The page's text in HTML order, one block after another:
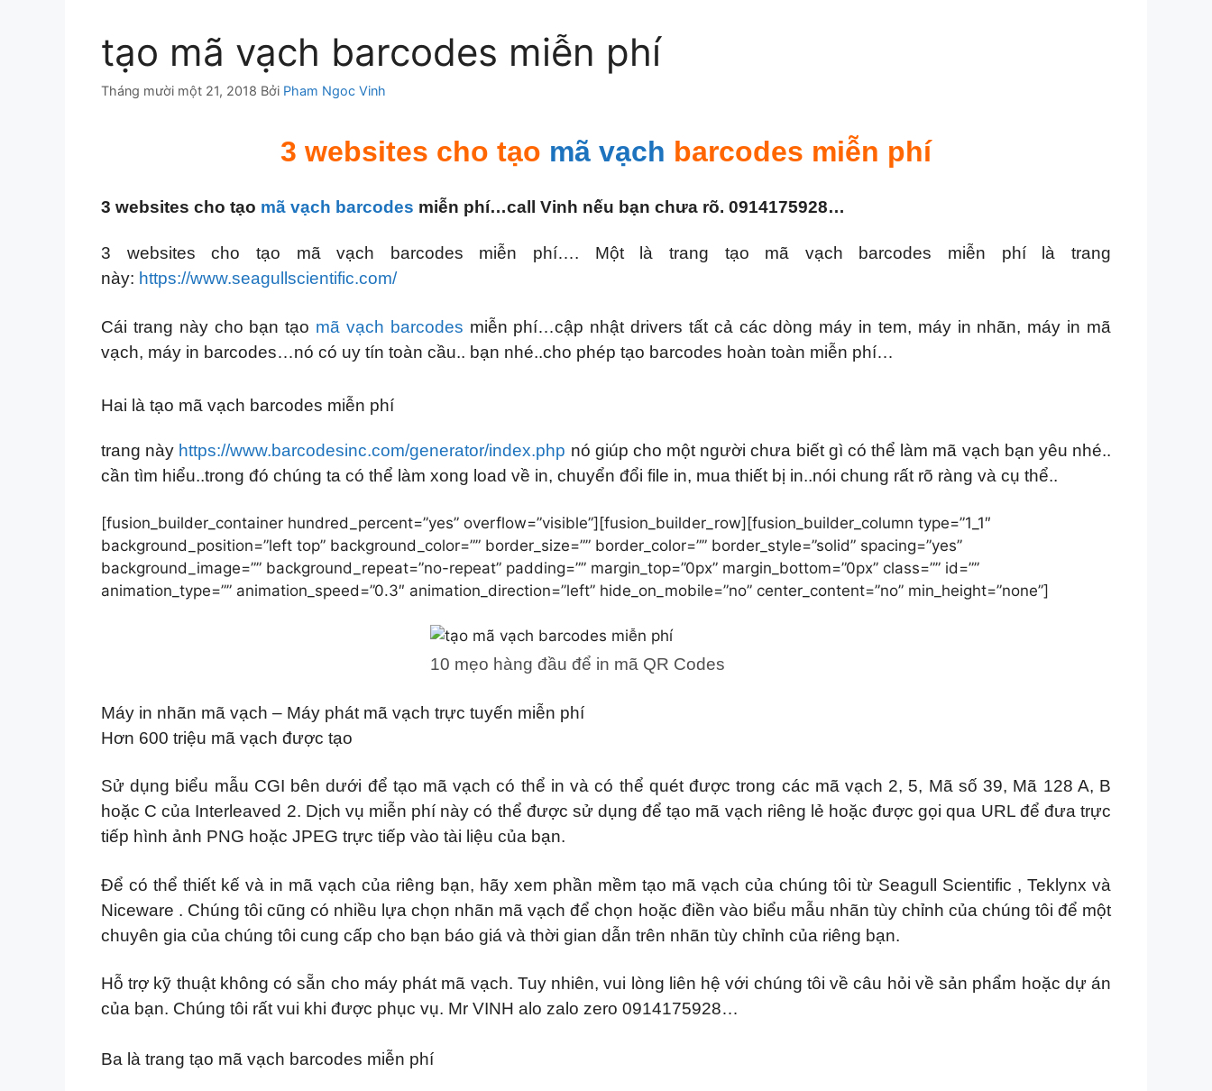
tạo mã vạch barcodes miễn phí
Tháng mười một 21, 2018 Bởi Pham Ngoc Vinh
3 websites cho tạo mã vạch barcodes miễn phí
3 websites cho tạo mã vạch barcodes miễn phí…call Vinh nếu bạn chưa rõ. 0914175928…
3 websites cho tạo mã vạch barcodes miễn phí…. Một là trang tạo mã vạch barcodes miễn phí là trang
này: https://www.seagullscientific.com/
Cái trang này cho bạn tạo mã vạch barcodes miễn phí…cập nhật drivers tất cả các dòng máy in tem, máy in nhãn, máy in mã
vạch, máy in barcodes…nó có uy tín toàn cầu.. bạn nhé..cho phép tạo barcodes hoàn toàn miễn phí…
Hai là tạo mã vạch barcodes miễn phí
trang này https://www.barcodesinc.com/generator/index.php nó giúp cho một người chưa biết gì có thể làm mã vạch bạn yêu nhé..
cần tìm hiểu..trong đó chúng ta có thể làm xong load về in, chuyển đổi file in, mua thiết bị in..nói chung rất rõ ràng và cụ thể..
[fusion_builder_container hundred_percent=”yes” overflow=”visible”][fusion_builder_row][fusion_builder_column type=”1_1″
background_position=”left top” background_color=”” border_size=”” border_color=”” border_style=”solid” spacing=”yes”
background_image=”” background_repeat=”no-repeat” padding=”” margin_top=”0px” margin_bottom=”0px” class=”” id=””
animation_type=”” animation_speed=”0.3″ animation_direction=”left” hide_on_mobile=”no” center_content=”no” min_height=”none”]
10 mẹo hàng đầu để in mã QR Codes
Máy in nhãn mã vạch – Máy phát mã vạch trực tuyến miễn phí
Hơn 600 triệu mã vạch được tạo
Sử dụng biểu mẫu CGI bên dưới để tạo mã vạch có thể in và có thể quét được trong các mã vạch 2, 5, Mã số 39, Mã 128 A, B
hoặc C của Interleaved 2. Dịch vụ miễn phí này có thể được sử dụng để tạo mã vạch riêng lẻ hoặc được gọi qua URL để đưa trực
tiếp hình ảnh PNG hoặc JPEG trực tiếp vào tài liệu của bạn.
Để có thể thiết kế và in mã vạch của riêng bạn, hãy xem phần mềm tạo mã vạch của chúng tôi từ Seagull Scientific , Teklynx và
Niceware . Chúng tôi cũng có nhiều lựa chọn nhãn mã vạch để chọn hoặc điền vào biểu mẫu nhãn tùy chỉnh của chúng tôi để một
chuyên gia của chúng tôi cung cấp cho bạn báo giá và thời gian dẫn trên nhãn tùy chỉnh của riêng bạn.
Hỗ trợ kỹ thuật không có sẵn cho máy phát mã vạch. Tuy nhiên, vui lòng liên hệ với chúng tôi về câu hỏi về sản phẩm hoặc dự án
của bạn. Chúng tôi rất vui khi được phục vụ. Mr VINH alo zalo zero 0914175928…
Ba là trang tạo mã vạch barcodes miễn phí